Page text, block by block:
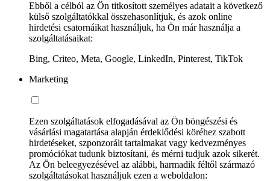
Ebből a célból az Ön titkosított személyes adatait a következő
külső szolgáltatókkal összehasonlítjuk, és azok online
hirdetési csatornáikat használjuk, ha Ön már használja a
szolgáltatásaikat:
Bing, Criteo, Meta, Google, LinkedIn, Pinterest, TikTok
Marketing
Ezen szolgáltatások elfogadásával az Ön böngészési és
vásárlási magatartása alapján érdeklődési köréhez szabott
hirdetéseket, szponzorált tartalmakat vagy kedvezményes
promóciókat tudunk biztosítani, és mérni tudjuk azok sikerét.
Az Ön beleegyezésével az alábbi, harmadik féltől származó
szolgáltatásokat használjuk ezen a weboldalon: